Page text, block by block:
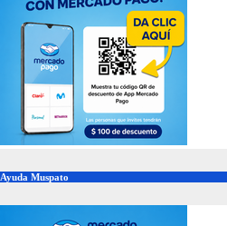
Ayuda Muspato